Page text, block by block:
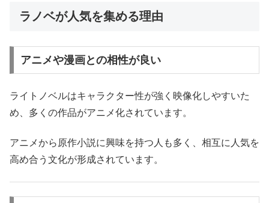
ラノベが人気を集める理由
アニメや漫画との相性が良い
ライトノベルはキャラクター性が強く映像化しやすいた
め、多くの作品がアニメ化されています。
アニメから原作小説に興味を持つ人も多く、相互に人気を
高め合う文化が形成されています。